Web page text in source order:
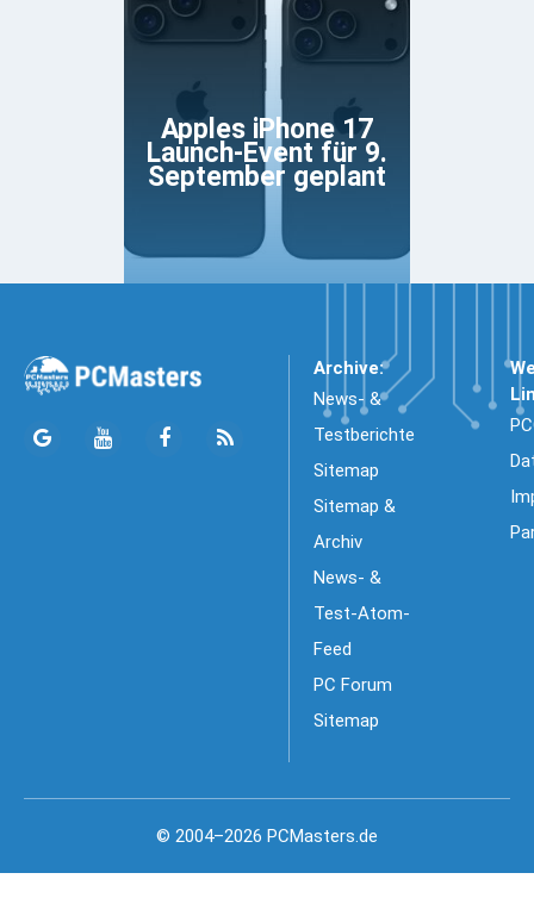
Apples iPhone 17
Launch-Event für 9.
September geplant
Archive:
News- &
Testberichte
Sitemap
Sitemap &
Archiv
News- &
Test-Atom-
Feed
PC Forum
Sitemap
© 2004–2026 PCMasters.de